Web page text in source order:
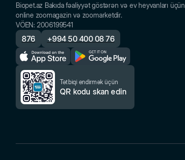
Biopet.az Bakıda fəaliyyət göstərən və ev heyvanları üçün
online zoomagazin və zoomarketdir.
VÖEN: 2006199541
876 +994 50 400 08 76
Tətbiqi endirmək üçün
QR kodu skan edin